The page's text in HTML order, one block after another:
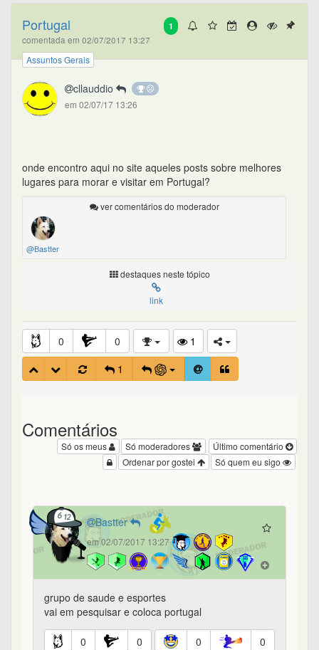
1
Portugal
comentada em 02/07/2017 13:27
Assuntos Gerais
cllauddio
em 02/07/17 13:26
onde encontro aqui no site aqueles posts sobre melhores
lugares para morar e visitar em Portugal?
ver comentários do moderador
@Bastter
destaques neste tópico
link
0 0
1
1
Comentários
Último comentário
Só moderadores
Só os meus
Só quem eu sigo
Ordenar por gostei
Bastter
em 02/07/2017 13:27
grupo de saude e esportes
vai em pesquisar e coloca portugal
0 0 0 0